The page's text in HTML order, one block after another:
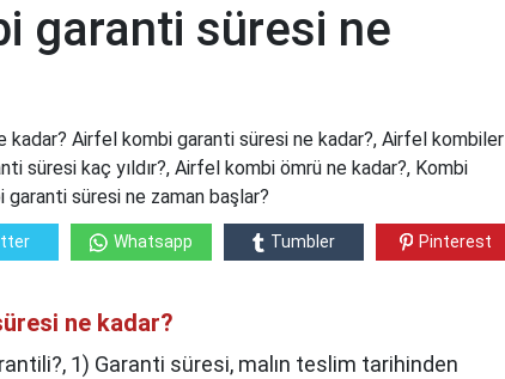
garanti süresi ne
kadar? Airfel kombi garanti süresi ne kadar?, Airfel kombiler
süresi kaç yıldır?, Airfel kombi ömrü ne kadar?, Kombi
garanti süresi ne zaman başlar?
Whatsapp Tumbler Pinterest
ne kadar?
1) Garanti süresi, malın teslim tarihinden